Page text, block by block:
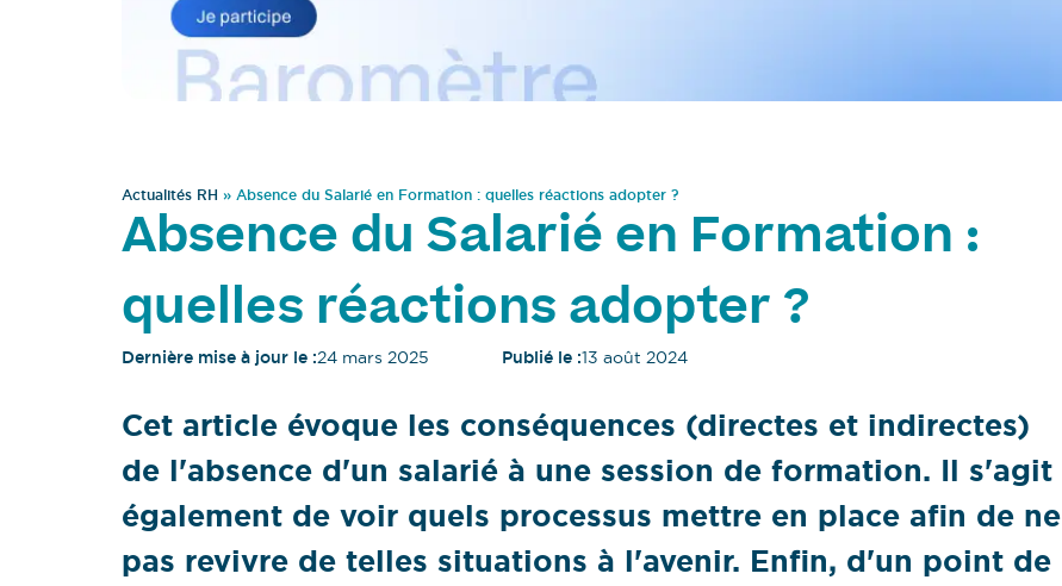
Actualités RH » Absence du Salarié en Formation : quelles réactions adopter ?
Absence du Salarié en Formation :
quelles réactions adopter ?
Dernière mise à jour le :24 mars 2025 Publié le :13 août 2024
Cet article évoque les conséquences (directes et indirectes)
de l'absence d'un salarié à une session de formation. Il s'agit
également de voir quels processus mettre en place afin de ne
pas revivre de telles situations à l'avenir. Enfin, d'un point de